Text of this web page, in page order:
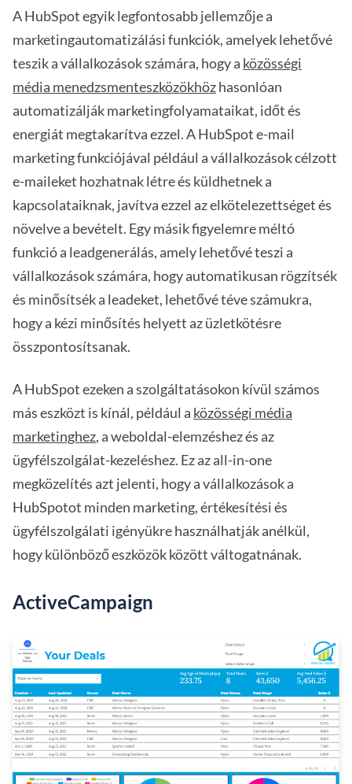
A HubSpot egyik legfontosabb jellemzője a
marketingautomatizálási funkciók, amelyek lehetővé
teszik a vállalkozások számára, hogy a közösségi
média menedzsmenteszközökhözhasonlóan
automatizálják marketingfolyamataikat, időt és
energiát megtakarítva ezzel. A HubSpot e-mail
marketing funkciójával például a vállalkozások célzott
e-maileket hozhatnak létre és küldhetnek a
kapcsolataiknak, javítva ezzel az elkötelezettséget és
növelve a bevételt. Egy másik figyelemre méltó
funkció a leadgenerálás, amely lehetővé teszi a
vállalkozások számára, hogy automatikusan rögzítsék
és minősítsék a leadeket, lehetővé téve számukra,
hogy a kézi minősítés helyett az üzletkötésre
összpontosítsanak.
A HubSpot ezeken a szolgáltatásokon kívül számos
más eszközt is kínál, például a közösségi média
marketinghez, a weboldal-elemzéshez és az
ügyfélszolgálat-kezeléshez. Ez az all-in-one
megközelítés azt jelenti, hogy a vállalkozások a
HubSpotot minden marketing, értékesítési és
ügyfélszolgálati igényükre használhatják anélkül,
hogy különböző eszközök között váltogatnának.
ActiveCampaign